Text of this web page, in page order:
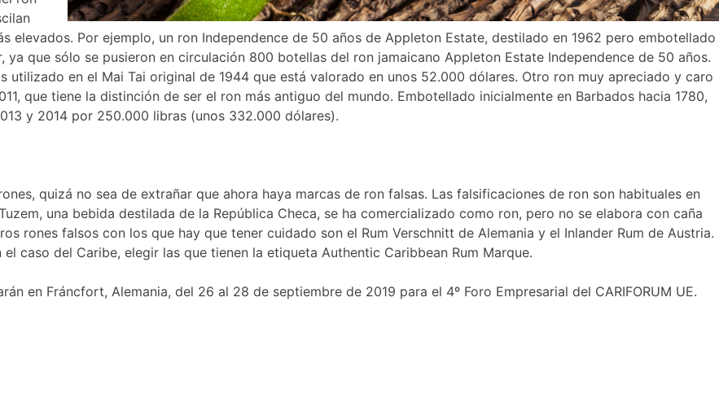
Por ejemplo, un ron Independence de 50 años de Appleton Estate, destilado en 1962 pero embotellado
que sólo se pusieron en circulación 800 botellas del ron jamaicano Appleton Estate Independence de 50 años.
utilizado en el Mai Tai original de 1944 que está valorado en unos 52.000 dólares. Otro ron muy apreciado y caro
que tiene la distinción de ser el ron más antiguo del mundo. Embotellado inicialmente en Barbados hacia 1780,
y 2014 por 250.000 libras (unos 332.000 dólares).
quizá no sea de extrañar que ahora haya marcas de ron falsas. Las falsificaciones de ron son habituales en
una bebida destilada de la República Checa, se ha comercializado como ron, pero no se elabora con caña
rones falsos con los que hay que tener cuidado son el Rum Verschnitt de Alemania y el Inlander Rum de Austria.
caso del Caribe, elegir las que tienen la etiqueta Authentic Caribbean Rum Marque.
en Fráncfort, Alemania, del 26 al 28 de septiembre de 2019 para el 4º Foro Empresarial del CARIFORUM UE.